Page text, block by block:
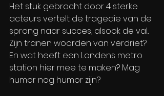
Het stuk gebracht door 4 sterke
acteurs vertelt de tragedie van de
sprong naar succes, alsook de val...
Zijn tranen woorden van verdriet?
En wat heeft een Londens metro
station hier mee te maken? Mag
humor nog humor zijn?